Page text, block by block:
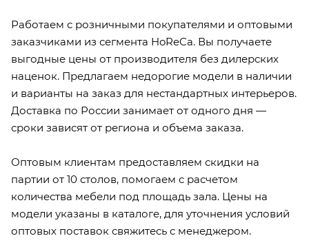
Работаем с розничными покупателями и оптовыми
заказчиками из сегмента HoReCa. Вы получаете
выгодные цены от производителя без дилерских
наценок. Предлагаем недорогие модели в наличии
и варианты на заказ для нестандартных интерьеров.
Доставка по России занимает от одного дня —
сроки зависят от региона и объема заказа.
Оптовым клиентам предоставляем скидки на
партии от 10 столов, помогаем с расчетом
количества мебели под площадь зала. Цены на
модели указаны в каталоге, для уточнения условий
оптовых поставок свяжитесь с менеджером.